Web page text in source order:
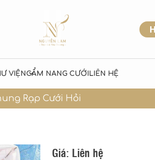
VIỆNCẨM NANG CƯỚI LIÊN HỆ
Rạp Cưới Hỏi
Giá: Liên hệ